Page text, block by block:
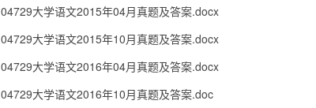
04729大学语文2015年04月真题及答案.docx
04729大学语文2015年10月真题及答案.docx
04729大学语文2016年04月真题及答案.docx
04729大学语文2016年10月真题及答案.doc